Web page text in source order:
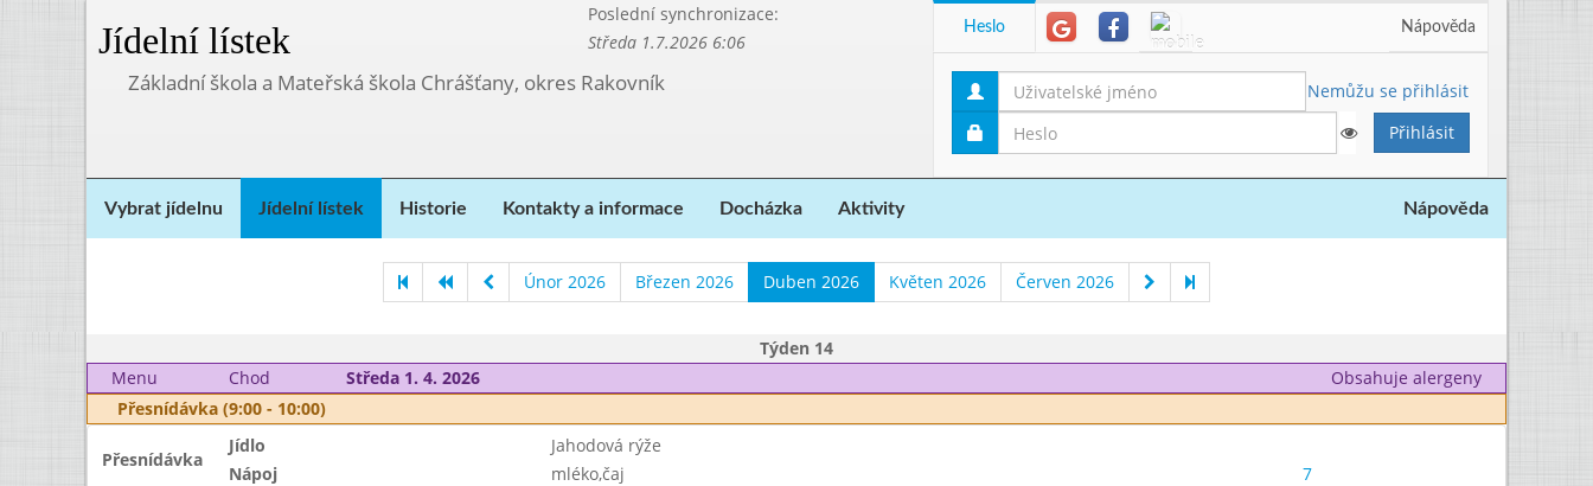
Jídelní lístek
Poslední synchronizace:
Středa 1.7.2026 6:06
Základní škola a Mateřská škola Chrášťany, okres Rakovník
Heslo Nápověda
Nemůžu se přihlásit
Vybrat jídelnu Jídelní lístek Historie Kontakty a informace Docházka Aktivity Nápověda
Únor 2026 Březen 2026 Duben 2026 Květen 2026 Červen 2026
Týden 14
Menu
Chod Středa 1. 4. 2026
Obsahuje alergeny
Přesnídávka (9:00 - 10:00)
Přesnídávka
Jídlo
Jahodová rýže
Nápoj
mléko,čaj
7